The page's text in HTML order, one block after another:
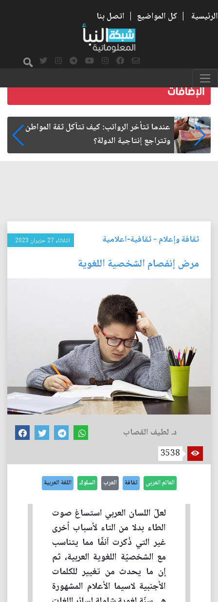
الرئيسية | كل المواضيع | اتصل بنا
صمت الطريق بعد الأربعين
ثقافة وإعلام -ثقافية-اعلامية الثلاثاء 27 حزيران 2023
مرض إنفصام الشخصية اللغوية
د. لطيف القصاب
3538
العالم العربي ثقافة العرب السلوك اللغة العربية
لعلّ اللسان العربي استساغ صوت
الطاء بدلا من التاء لأسباب أخرى
غير التي ذُكرت آنفًا مما يتناسب
مع الشخصيّة اللغوية العربية، ثم
إن ما يحدث من تغيير للكلمات
الأجنبية لاسيما الأعلام المشهورة